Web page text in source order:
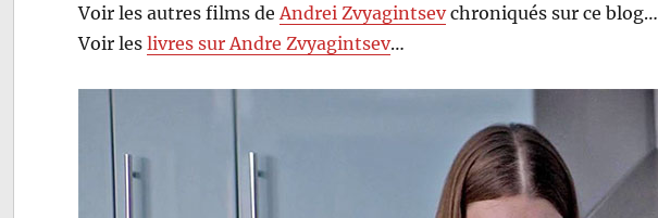
Voir les autres films de Andrei Zvyagintsevchroniqués sur ce blog…
Voir leslivres sur Andre Zvyagintsev…